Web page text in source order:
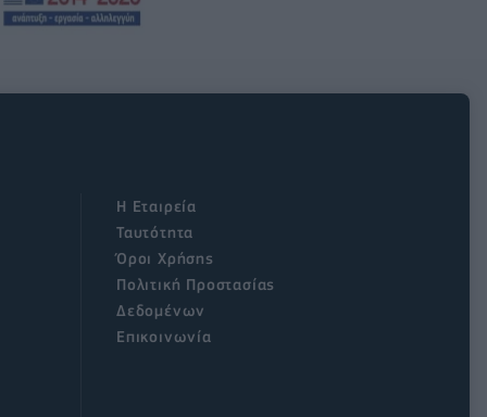
Η Εταιρεία
Ταυτότητα
Όροι Χρήσης
Πολιτική Προστασίας
Δεδομένων
Επικοινωνία